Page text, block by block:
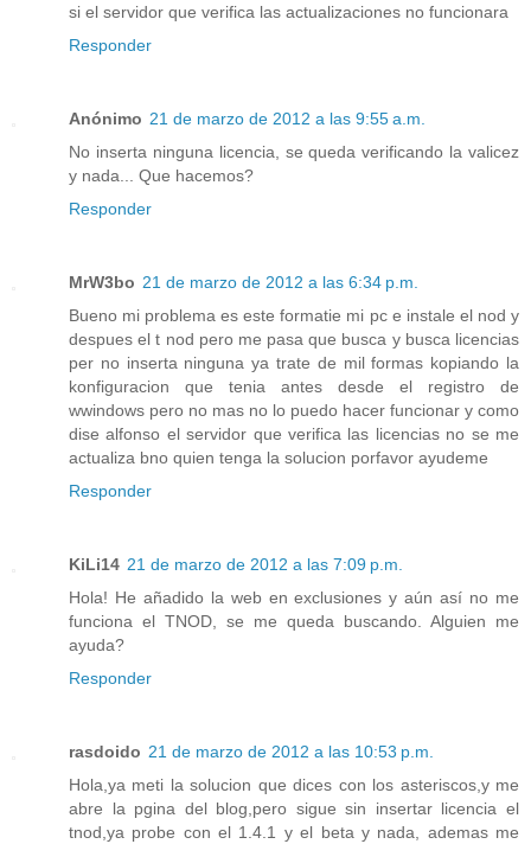
si el servidor que verifica las actualizaciones no funcionara
Responder
Anónimo 21 de marzo de 2012 a las 9:55 a.m.
No inserta ninguna licencia, se queda verificando la valicez
y nada... Que hacemos?
Responder
MrW3bo 21 de marzo de 2012 a las 6:34 p.m.
Bueno mi problema es este formatie mi pc e instale el nod y
despues el t nod pero me pasa que busca y busca licencias
per no inserta ninguna ya trate de mil formas kopiando la
konfiguracion que tenia antes desde el registro de
wwindows pero no mas no lo puedo hacer funcionar y como
dise alfonso el servidor que verifica las licencias no se me
actualiza bno quien tenga la solucion porfavor ayudeme
Responder
KiLi14 21 de marzo de 2012 a las 7:09 p.m.
Hola! He añadido la web en exclusiones y aún así no me
funciona el TNOD, se me queda buscando. Alguien me
ayuda?
Responder
rasdoido 21 de marzo de 2012 a las 10:53 p.m.
Hola,ya meti la solucion que dices con los asteriscos,y me
abre la pgina del blog,pero sigue sin insertar licencia el
tnod,ya probe con el 1.4.1 y el beta y nada, ademas me